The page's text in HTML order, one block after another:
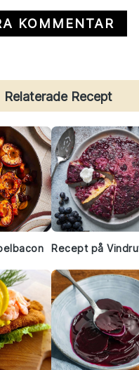
Relaterade Recept
Recept på